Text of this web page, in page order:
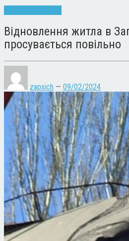
Відновлення житла в
просувається повільно
zapsich — 09/02/2024